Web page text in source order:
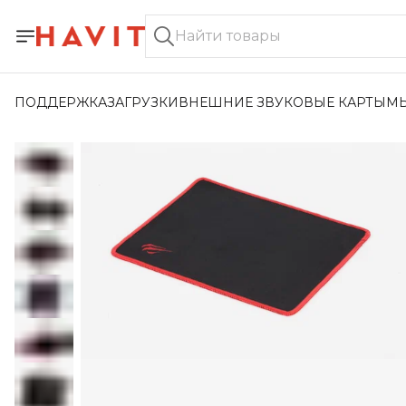
ПОДДЕРЖКАЗАГРУЗКИ ВНЕШНИЕ ЗВУКОВЫЕ КАРТЫ